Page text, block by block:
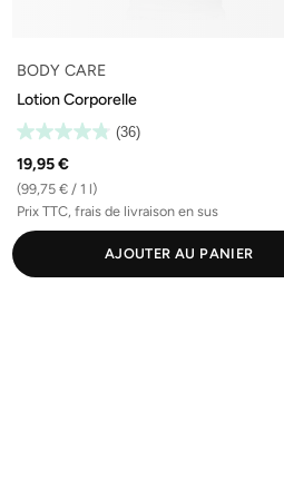
BODY CARE
Lotion Corporelle
(36)
19,95 €
(99,75 € / 1 l)
Prix TTC, frais de livraison en sus
AJOUTER AU PANIER